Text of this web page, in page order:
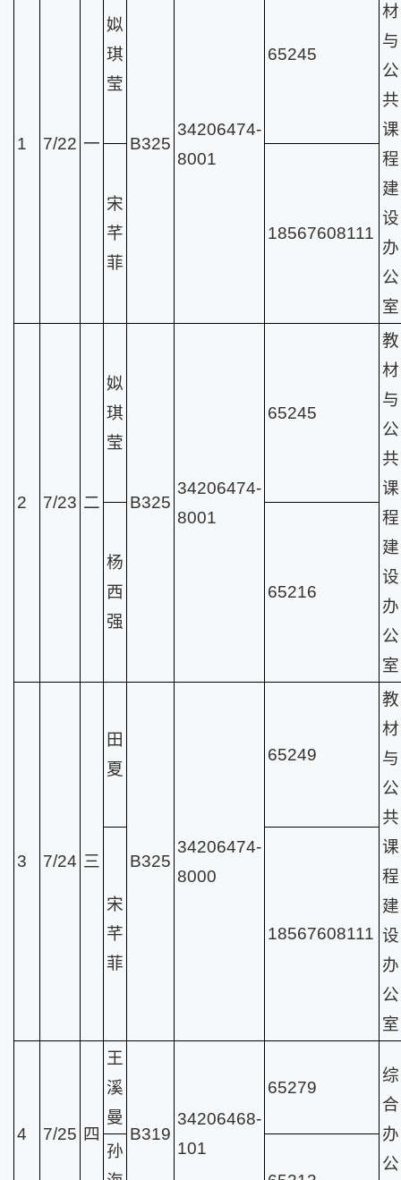
1 7/22 一
姒
琪
莹
B325
34206474-
8001
65245
材
与
公
共
课
程
建
设
办
公
室
宋
芊
菲
18567608111
2 7/23 二
姒
琪
莹
B325
34206474-
8001
65245
教
材
与
公
共
课
程
建
设
办
公
室
杨
西
强
65216
3 7/24 三
田
夏
B325
34206474-
8000
65249
教
材
与
公
共
课
程
建
设
办
公
室
宋
芊
菲
18567608111
4 7/25 四
王
溪
曼
B319
34206468-
101
65279
综
合
办
公
孙